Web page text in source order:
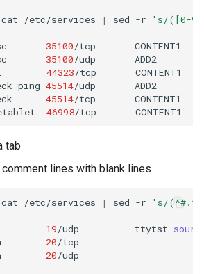
cat /etc/services | sed -r
's/([0-
35100/tcp
CONTENT1
35100/udp
ADD2
44323/tcp
CONTENT1
ping 45514/udp
ADD2
45514/tcp
CONTENT1
46998/tcp CONTENT1
tab
comment lines with blank lines
cat /etc/services | sed -r
's/
19/udp ttytst
20/tcp
20/udp